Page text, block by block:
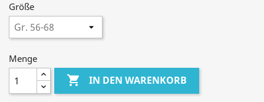
Größe
Menge
 IN DEN WARENKORB